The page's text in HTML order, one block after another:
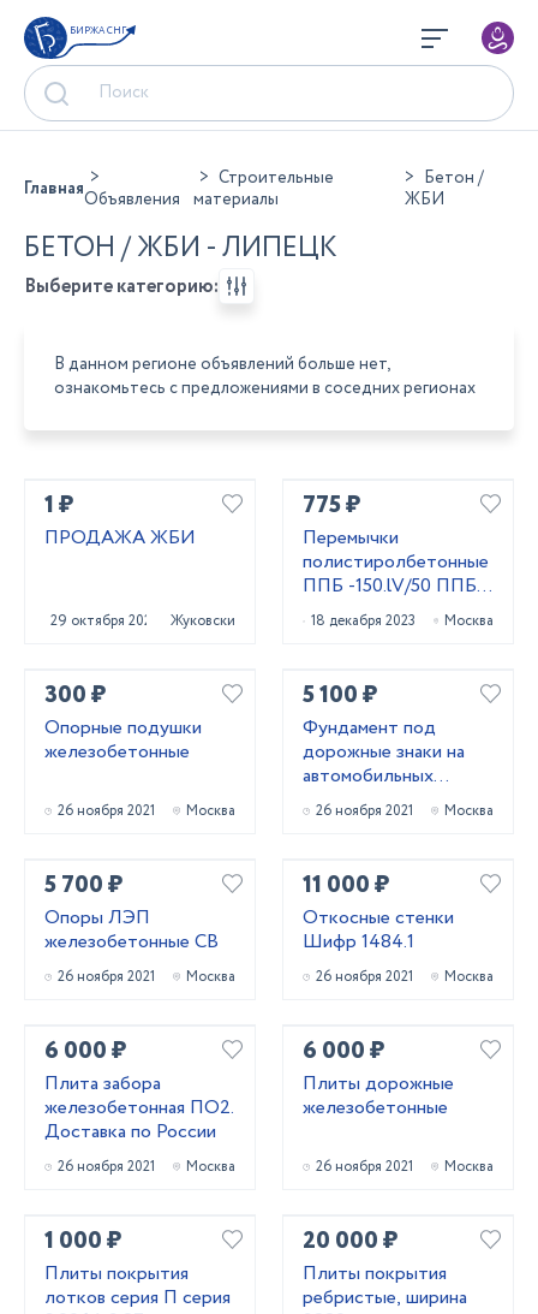
БИРЖА СНГ
ГлавнаяОбъявления
Строительные
материалы
Бетон /
ЖБИ
БЕТОН / ЖБИ - ЛИПЕЦК
Выберите категорию:
В данном регионе объявлений больше нет,
ознакомьтесь с предложениями в соседних регионах
1 ₽
ПРОДАЖА ЖБИ
29 октября 2020 Жуковский
775 ₽
Перемычки
полистиролбетонные
ППБ -150.lV/50 ППБ
-180.l/50 ППБ
-180lV/50 Д400
18 декабря 2023 Москва
300 ₽
Опорные подушки
железобетонные
26 ноября 2021 Москва
5 100 ₽
Фундамент под
дорожные знаки на
автомобильных
дорогах
26 ноября 2021 Москва
5 700 ₽
Опоры ЛЭП
железобетонные СВ
26 ноября 2021 Москва
11 000 ₽
Откосные стенки
Шифр 1484.1
26 ноября 2021 Москва
6 000 ₽
Плита забора
железобетонная ПО2.
Доставка по России
26 ноября 2021 Москва
6 000 ₽
Плиты дорожные
железобетонные
26 ноября 2021 Москва
1 000 ₽
Плиты покрытия
лотков серия П серия
20 000 ₽
Плиты покрытия
ребристые, ширина